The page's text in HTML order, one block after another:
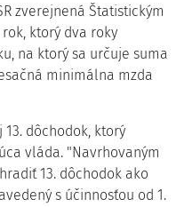
zverejnená Štatistickým
ktorý dva roky
na ktorý sa určuje suma
minimálna mzda
dôchodok, ktorý
vláda. "Navrhovaným
13. dôchodok ako
s účinnosťou od 1.